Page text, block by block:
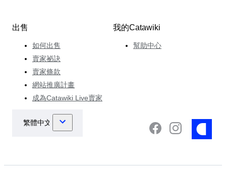
出售
如何出售
賣家祕訣
賣家條款
網站推廣計畫
成為Catawiki Live賣家
我的Catawiki
幫助中心